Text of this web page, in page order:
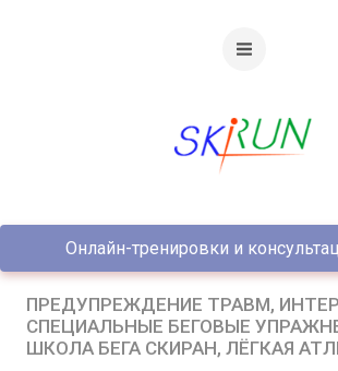
Онлайн-тренировки и
ПРЕДУПРЕЖДЕНИЕ ТРАВМ
СПЕЦИАЛЬНЫЕ БЕГОВЫЕ
ШКОЛА БЕГА СКИРАН ЛЁГКАЯ